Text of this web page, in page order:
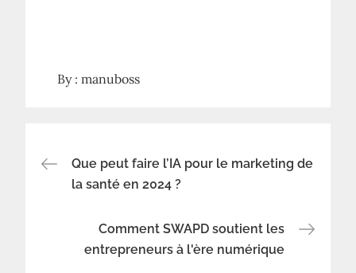
By :manuboss
Navigation
l’article
Que peut faire l’IA pour le marketing de
la santé en 2024 ?
Comment SWAPD soutient les
entrepreneurs à l'ère numérique